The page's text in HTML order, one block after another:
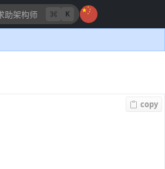
K
copy